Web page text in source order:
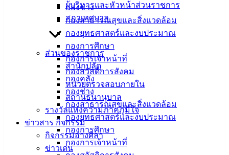
กองช่าง
กองสาธารณสุขและสิ่งแวดล้อม
กองยุทธศาสตร์และงบประมาณ
กองการศึกษา
กองการเจ้าหน้าที่
กองสวัสดิการสังคม
หน่วยตรวจสอบภายใน
สถานธนานุบาล
รางวัลแห่งความภาคภูมิใจ
ข่าวสาร กิจกรรม
กิจกรรมอ่างศิลา
ข่าวเด่น
ผู้บริหารและหัวหน้าส่วนราชการ
สภาเทศบาล
ส่วนของราชการ
สำนักปลัด
กองคลัง
กองช่าง
กองสาธารณสุขและสิ่งแวดล้อม
กองยุทธศาสตร์และงบประมาณ
กองการศึกษา
กองการเจ้าหน้าที่
อ่างศิลา 90/338
อ.เมือง จ.ชลบุรี
142-100-104
บริการ